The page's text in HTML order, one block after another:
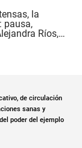
la
pausa,
Ríos,
de circulación
sanas y
poder del ejemplo